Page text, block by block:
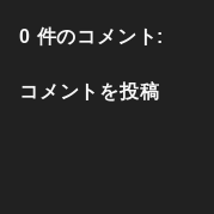
0 件のコメント:
コメントを投稿